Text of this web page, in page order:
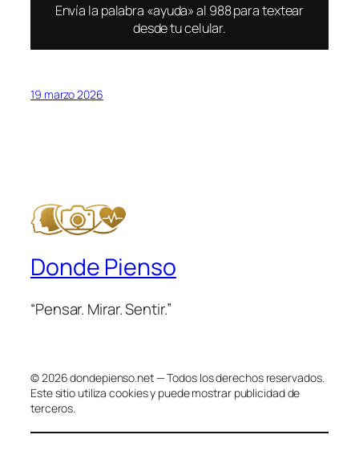
Envía la palabra «ayuda» al 988 para textear
desde tu celular.
19 marzo 2026
Donde Pienso
“Pensar. Mirar. Sentir.”
© 2026 dondepienso.net — Todos los derechos reservados.
Este sitio utiliza cookies y puede mostrar publicidad de
terceros.